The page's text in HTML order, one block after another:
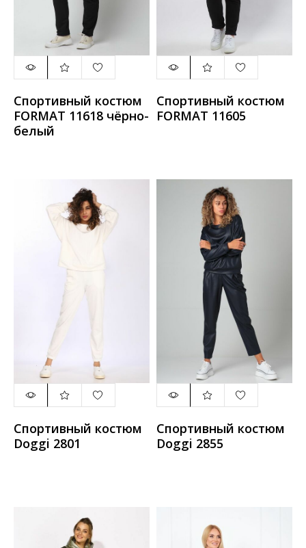
Спортивный костюм
FORMAT 11618 чёрно-
белый
Спортивный костюм
FORMAT 11605
Спортивный костюм
Doggi 2801
Спортивный костюм
Doggi 2855